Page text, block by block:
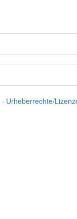
· Urheberrechte/